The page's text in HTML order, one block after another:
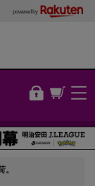
powered by